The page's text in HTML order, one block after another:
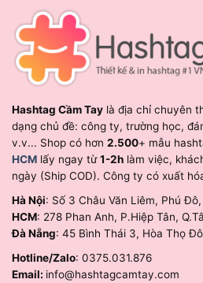
Hashtag Cầm Tay là địa chỉ chuyên
dạng chủ đề: công ty, trường học,
v.v... Shop có hơn 2.500+ mẫu
HCM lấy ngay từ1-2h làm việc,
ngày (Ship COD). Công ty có xuất
Hà Nội: Số 3 Châu Văn Liêm, Phú
HCM: 278 Phan Anh, P.Hiệp Tân,
Đà Nẵng: 45 Bình Thái 3, Hòa Thọ
Hotline/Zalo: 0375.031.876
Email: info@hashtagcamtay.com